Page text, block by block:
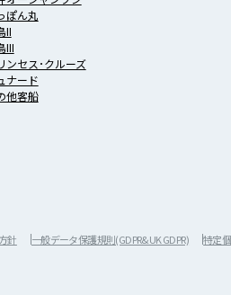
ぽん丸
II
III
ンセス･クルーズ
ナード
他客船
針 一般データ保護規則(GDPR&UK GDPR)
特定